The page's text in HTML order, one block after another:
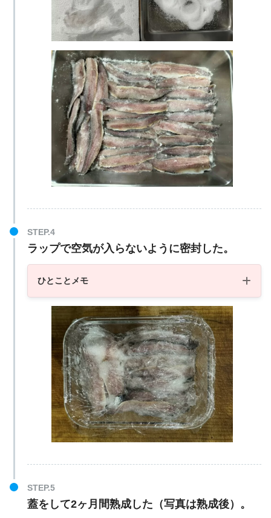
ラップで空気が入らないように密封した。
ひとことメモ
蓋をして2ヶ月間熟成した（写真は熟成後）。